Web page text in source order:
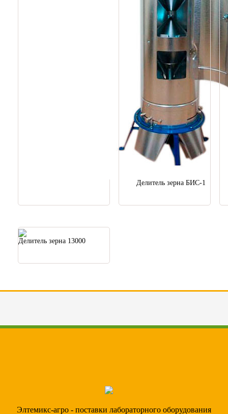
Делитель зерна БИС-1
Делитель зерна 13000
Элтемикс-агро - поставки лабораторного оборудования